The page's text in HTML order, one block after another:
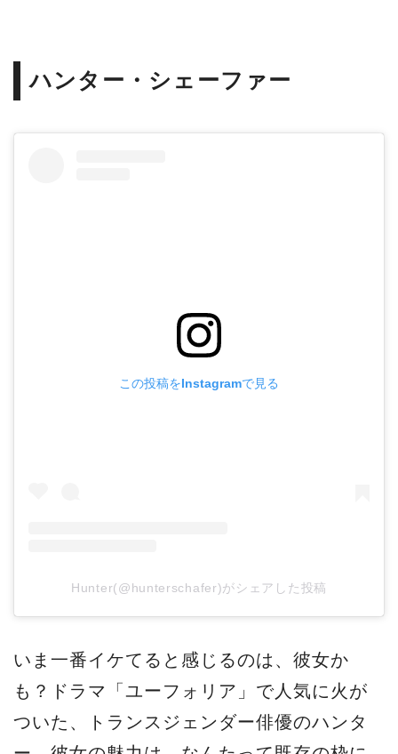
ハンター・シェーファー
この投稿をInstagramで見る
Hunter(@hunterschafer)がシェアした投稿
いま一番イケてると感じるのは、彼女か
も？ドラマ「ユーフォリア」で人気に火が
ついた、トランスジェンダー俳優のハンタ